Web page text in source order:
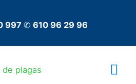
997 ✆ 610 96 29 96